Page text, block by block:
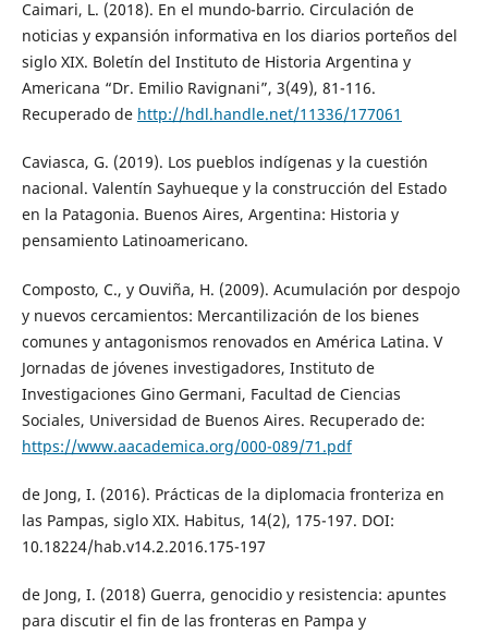
Caimari, L. (2018). En el mundo-barrio. Circulación de
noticias y expansión informativa en los diarios porteños del
siglo XIX. Boletín del Instituto de Historia Argentina y
Americana “Dr. Emilio Ravignani”, 3(49), 81-116.
Recuperado de http://hdl.handle.net/11336/177061
Caviasca, G. (2019). Los pueblos indígenas y la cuestión
nacional. Valentín Sayhueque y la construcción del Estado
en la Patagonia. Buenos Aires, Argentina: Historia y
pensamiento Latinoamericano.
Composto, C., y Ouviña, H. (2009). Acumulación por despojo
y nuevos cercamientos: Mercantilización de los bienes
comunes y antagonismos renovados en América Latina. V
Jornadas de jóvenes investigadores, Instituto de
Investigaciones Gino Germani, Facultad de Ciencias
Sociales, Universidad de Buenos Aires. Recuperado de:
https://www.aacademica.org/000-089/71.pdf
de Jong, I. (2016). Prácticas de la diplomacia fronteriza en
las Pampas, siglo XIX. Habitus, 14(2), 175-197. DOI:
10.18224/hab.v14.2.2016.175-197
de Jong, I. (2018) Guerra, genocidio y resistencia: apuntes
para discutir el fin de las fronteras en Pampa y